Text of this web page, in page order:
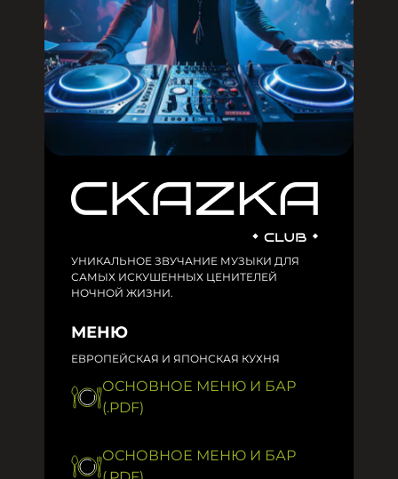
УНИКАЛЬНОЕ ЗВУЧАНИЕ МУЗЫКИ ДЛЯ
САМЫХ ИСКУШЕННЫХ ЦЕНИТЕЛЕЙ
НОЧНОЙ ЖИЗНИ.
МЕНЮ
ЕВРОПЕЙСКАЯ И ЯПОНСКАЯ КУХНЯ
ОСНОВНОЕ МЕНЮ И БАР
(.PDF)
ОСНОВНОЕ МЕНЮ И БАР